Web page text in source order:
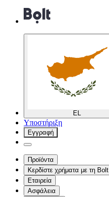
EL
Υποστήριξη
Εγγραφή
Προϊόντα
Κερδίστε χρήματα με τη Bolt
Εταιρεία
Ασφάλεια